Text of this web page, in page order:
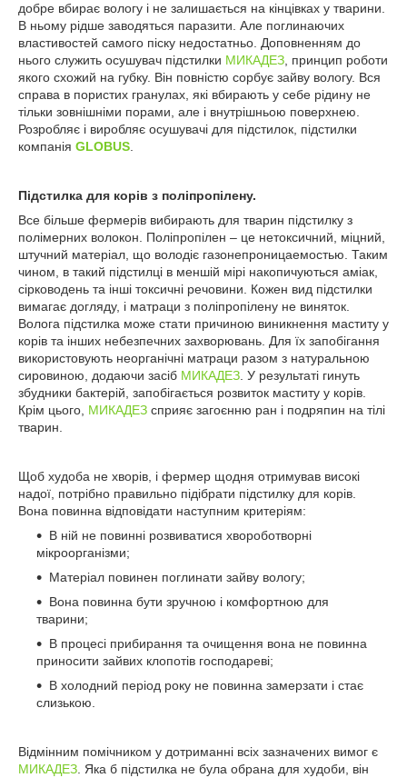
добре вбирає вологу і не залишається на кінцівках у тварини.
В ньому рідше заводяться паразити. Але поглинаючих
властивостей самого піску недостатньо. Доповненням до
нього служить осушувач підстилки МИКАДЕЗ , принцип роботи
якого схожий на губку. Він повністю сорбує зайву вологу. Вся
справа в пористих гранулах, які вбирають у себе рідину не
тільки зовнішніми порами, але і внутрішньою поверхнею.
Розробляє і виробляє осушувачі для підстилок, підстилки
компанія GLOBUS
Підстилка для корів з поліпропілену.
Все більше фермерів вибирають для тварин підстилку з
полімерних волокон. Поліпропілен – це нетоксичний, міцний,
штучний матеріал, що володіє газонепроницаемостью. Таким
чином, в такий підстилці в меншій мірі накопичуються аміак,
сірководень та інші токсичні речовини. Кожен вид підстилки
вимагає догляду, і матраци з поліпропілену не виняток.
Волога підстилка може стати причиною виникнення маститу у
корів та інших небезпечних захворювань. Для їх запобігання
використовують неорганічні матраци разом з натуральною
сировиною, додаючи засіб МИКАДЕЗ . У результаті гинуть
збудники бактерій, запобігається розвиток маститу у корів.
Крім цього, МИКАДЕЗ сприяє загоєнню ран і подряпин на тілі
тварин.
Щоб худоба не хворів, і фермер щодня отримував високі
надої, потрібно правильно підібрати підстилку для корів.
Вона повинна відповідати наступним критеріям:
В ній не повинні розвиватися хвороботворні
мікроорганізми;
Матеріал повинен поглинати зайву вологу;
Вона повинна бути зручною і комфортною для
тварини;
В процесі прибирання та очищення вона не повинна
приносити зайвих клопотів господареві;
В холодний період року не повинна замерзати і стає
слизькою.
Відмінним помічником у дотриманні всіх зазначених вимог є
МИКАДЕЗ . Яка б підстилка не була обрана для худоби, він